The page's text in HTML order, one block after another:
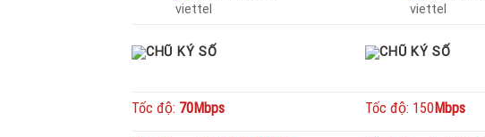
Tốc độ: 70Mbps Tốc độ: 150Mbps